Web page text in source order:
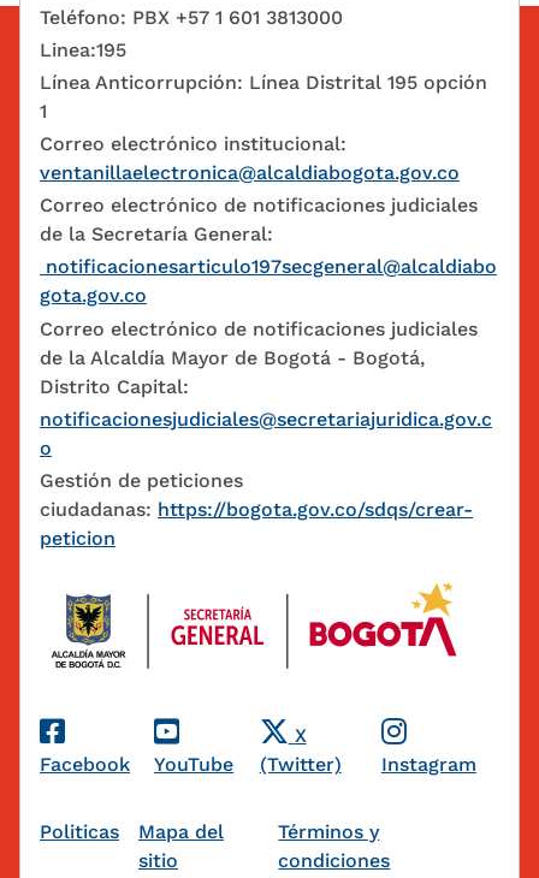
Teléfono: PBX +57 1 601 3813000
Linea:195
Línea Anticorrupción: Línea Distrital 195 opción
1
Correo electrónico institucional:
ventanillaelectronica@alcaldiabogota.gov.co
Correo electrónico de notificaciones judiciales
de la Secretaría General:
notificacionesarticulo197secgeneral@alcaldiabo
gota.gov.co
Correo electrónico de notificaciones judiciales
de la Alcaldía Mayor de Bogotá - Bogotá,
Distrito Capital:
notificacionesjudiciales@secretariajuridica.gov.c
o
Gestión de peticiones
ciudadanas: https://bogota.gov.co/sdqs/crear-
peticion
Redes Sociales
Facebook YouTube
X
(Twitter)
Instagram
Pie de página
Politicas
Mapa del
sitio
Términos y
condiciones